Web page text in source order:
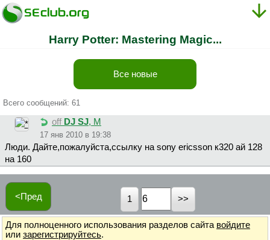
Harry Potter: Mastering Magic...
Все новые
Всего сообщений: 61
off DJ SJ, М
17 янв 2010 в 19:38
Люди. Дайте,пожалуйста,ссылку на sony ericsson к320 ай 128
на 160
<Пред 1
Для полноценного использования разделов сайта войдите
или зарегистрируйтесь.